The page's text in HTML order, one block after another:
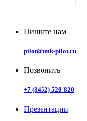
Пишите нам
pilot@tmk-pilot.ru
Позвонить
+7 (3452) 520-820
Презентации